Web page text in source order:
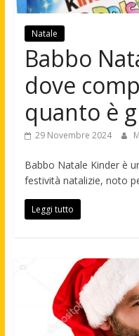
Natale
Babbo
dove
quanto è
29 Novembre 2024
Babbo Natale Kinder è
festività natalizie, noto
Leggi tutto